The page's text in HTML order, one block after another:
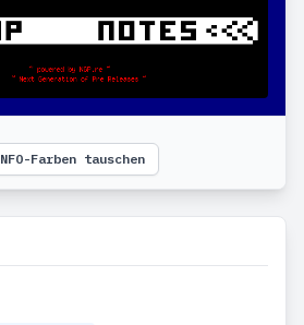
NFO-Farben tauschen